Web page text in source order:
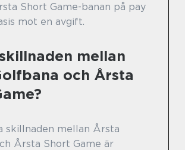
Short Game-banan på pay
mot en avgift.
mellan
och Årsta
skillnaden mellan Årsta
Årsta Short Game är